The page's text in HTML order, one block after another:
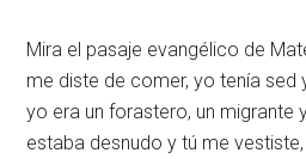
Mira el pasaje evangélico de
me diste de comer, yo tenía sed
yo era un forastero, un migrante
estaba desnudo y tú me